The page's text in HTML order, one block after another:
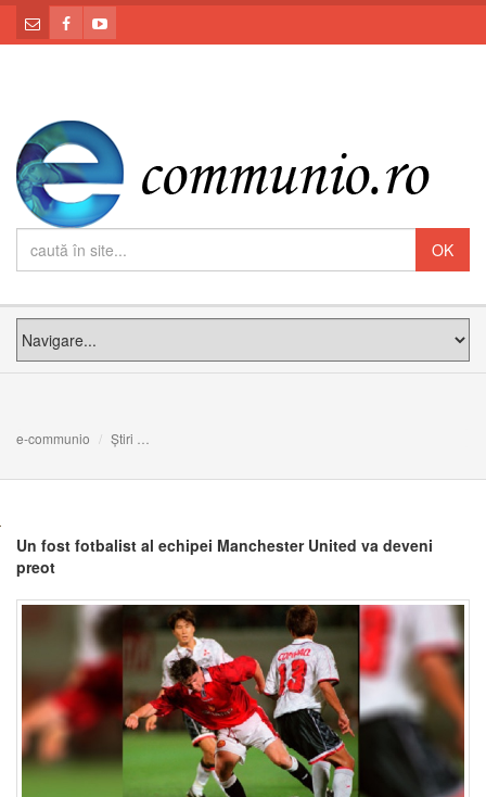
e-communio Știri
Un fost fotbalist al echipei Manchester United va deveni
preot